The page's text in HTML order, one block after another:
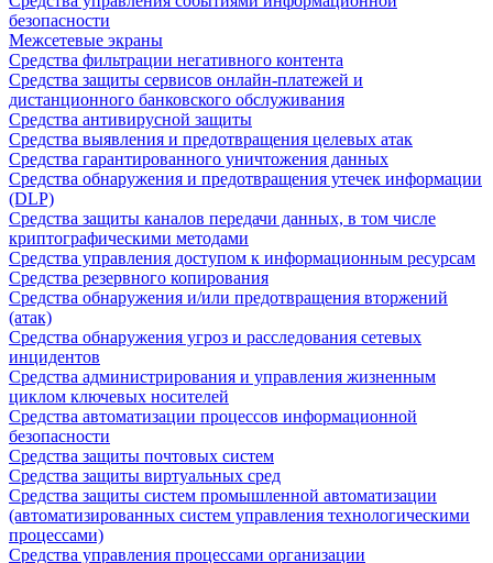
безопасности
Межсетевые экраны
Средства фильтрации негативного контента
Средства защиты сервисов онлайн-платежей и
дистанционного банковского обслуживания
Средства антивирусной защиты
Средства выявления и предотвращения целевых атак
Средства гарантированного уничтожения данных
Средства обнаружения и предотвращения утечек информации
(DLP)
Средства защиты каналов передачи данных, в том числе
криптографическими методами
Средства управления доступом к информационным ресурсам
Средства резервного копирования
Средства обнаружения и/или предотвращения вторжений
(атак)
Средства обнаружения угроз и расследования сетевых
инцидентов
Средства администрирования и управления жизненным
циклом ключевых носителей
Средства автоматизации процессов информационной
безопасности
Средства защиты почтовых систем
Средства защиты виртуальных сред
Средства защиты систем промышленной автоматизации
(автоматизированных систем управления технологическими
процессами)
Средства управления процессами организации